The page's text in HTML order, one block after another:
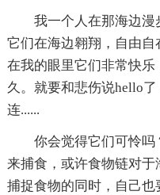
我一个人在那海边漫
它们在海边翱翔，自由
在我的眼里它们非常快
久。就要和悲伤说hello
连......
你会觉得它们可怜
来捕食，或许食物链对
捕捉食物的同时，自己